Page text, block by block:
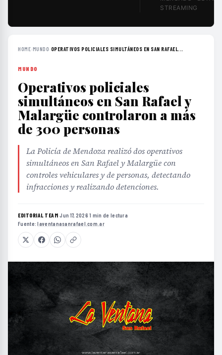
STREAMING
HOME›MUNDO› OPERATIVOS POLICIALES SIMULTÁNEOS EN SAN RAFAEL...
MUNDO
Operativos policiales
simultáneos en San Rafael y
Malargüe controlaron a más
de 300 personas
La Policía de Mendoza realizó dos operativos
simultáneos en San Rafael y Malargüe con
controles vehiculares y de personas, detectando
infracciones y realizando detenciones.
EDITORIAL TEAM·Jun 17, 2026·1 min de lectura·
Fuente:laventanasanrafael.com.ar